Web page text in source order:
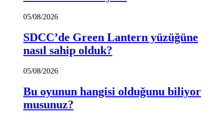
05/08/2026
SDCC’de Green Lantern yüzüğüne
nasıl sahip olduk?
05/08/2026
Bu oyunun hangisi olduğunu biliyor
musunuz?